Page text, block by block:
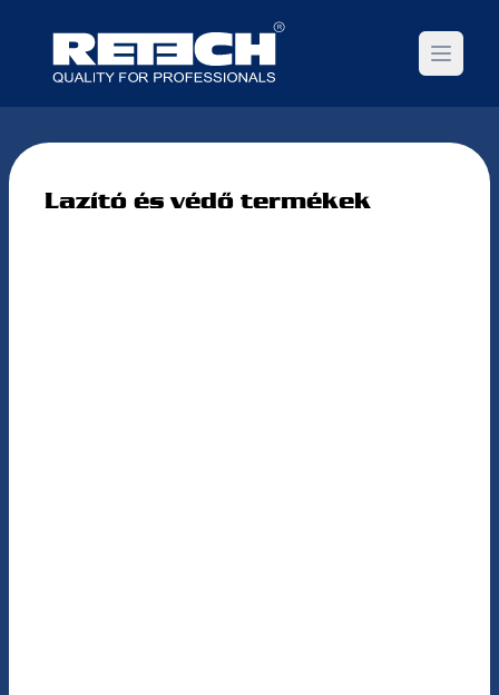
Open
Lazító és védő termékek